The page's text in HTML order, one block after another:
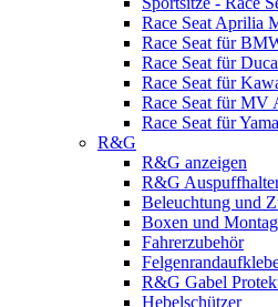
Race Seat Aprilia
Race Seat für
Race Seat für
Race Seat für
Race Seat für MV
Race Seat für
R&G
R&G anzeigen
R&G
Beleuchtung und
Boxen und
Fahrerzubehör
R&G Gabel
Hebelschützer